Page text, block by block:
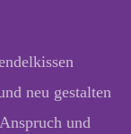
neu gestalten
und